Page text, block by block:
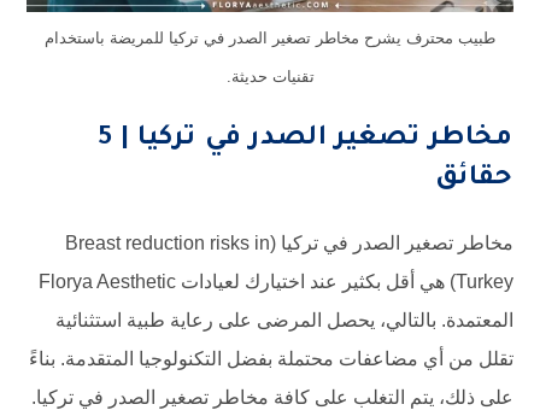
طبيب محترف يشرح مخاطر تصغير الصدر في تركيا للمريضة باستخدام
تقنيات حديثة.
مخاطر تصغير الصدر في تركيا | 5
حقائق
مخاطر تصغير الصدر في تركيا (Breast reduction risks in
Turkey) هي أقل بكثير عند اختيارك لعيادات Florya Aesthetic
المعتمدة. بالتالي، يحصل المرضى على رعاية طبية استثنائية
تقلل من أي مضاعفات محتملة بفضل التكنولوجيا المتقدمة. بناءً
على ذلك، يتم التغلب على كافة مخاطر تصغير الصدر في تركيا.